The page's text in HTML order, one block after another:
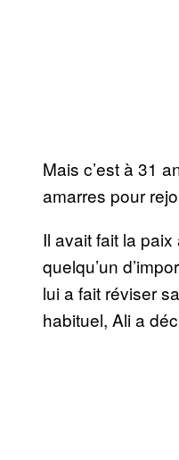
Mais c’est à 31
amarres pour
Il avait fait la
quelqu’un
lui a fait réviser
habituel, Ali a